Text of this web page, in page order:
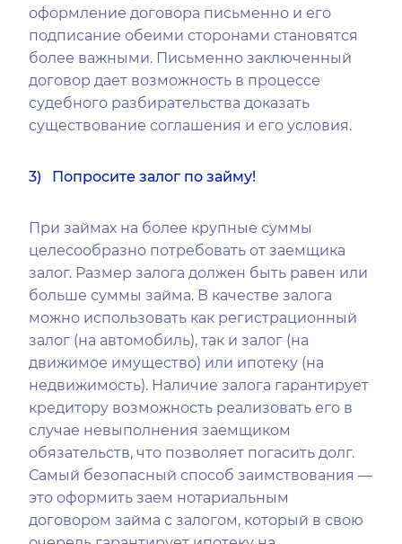
оформление договора письменно и его
подписание обеими сторонами становятся
более важными. Письменно заключенный
договор дает возможность в процессе
судебного разбирательства доказать
существование соглашения и его условия.
3) Попросите залог по займу!
При займах на более крупные суммы
целесообразно потребовать от заемщика
залог. Размер залога должен быть равен или
больше суммы займа. В качестве залога
можно использовать как регистрационный
залог (на автомобиль), так и залог (на
движимое имущество) или ипотеку (на
недвижимость). Наличие залога гарантирует
кредитору возможность реализовать его в
случае невыполнения заемщиком
обязательств, что позволяет погасить долг.
Самый безопасный способ заимствования —
это оформить заем нотариальным
договором займа с залогом, который в свою